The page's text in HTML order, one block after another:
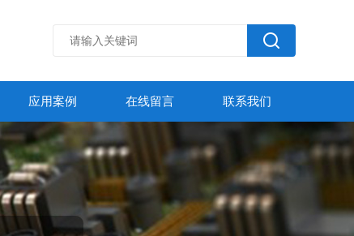
应用案例 在线留言 联系我们